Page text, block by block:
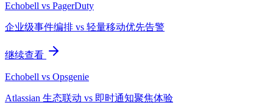
Echobell vs PagerDuty
企业级事件编排 vs 轻量移动优先告警
继续查看
Echobell vs Opsgenie
Atlassian 生态联动 vs 即时通知聚焦体验